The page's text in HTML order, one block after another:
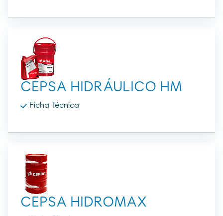
CEPSA HIDRÁULICO HM
Ficha Técnica
CEPSA HIDROMAX